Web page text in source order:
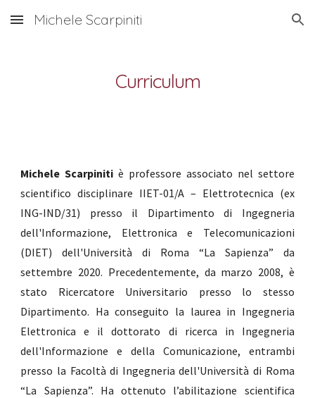
Skip to main content Skip to navigation
Michele Scarpiniti
Curriculum
Michele Scarpiniti è professore associato nel settore
scientifico disciplinare IIET-01/A – Elettrotecnica (ex
ING-IND/31) presso il Dipartimento di Ingegneria
dell'Informazione, Elettronica e Telecomunicazioni
(DIET) dell'Università di Roma “La Sapienza” da
settembre 2020. Precedentemente, da marzo 2008, è
stato Ricercatore Universitario presso lo stesso
Dipartimento. Ha conseguito la laurea in Ingegneria
Elettronica e il dottorato di ricerca in Ingegneria
dell'Informazione e della Comunicazione, entrambi
presso la Facoltà di Ingegneria dell'Università di Roma
“La Sapienza”. Ha ottenuto l’abilitazione scientifica